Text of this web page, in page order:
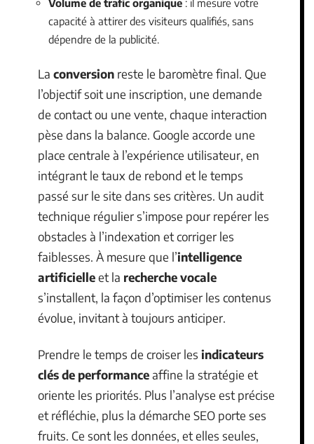
Volume de trafic organique : il mesure votre
capacité à attirer des visiteurs qualifiés, sans
dépendre de la publicité.
La conversion reste le baromètre final. Que
l’objectif soit une inscription, une demande
de contact ou une vente, chaque interaction
pèse dans la balance. Google accorde une
place centrale à l’expérience utilisateur, en
intégrant le taux de rebond et le temps
passé sur le site dans ses critères. Un audit
technique régulier s’impose pour repérer les
obstacles à l’indexation et corriger les
faiblesses. À mesure que l’intelligence
artificielleet la recherche vocale
s’installent, la façon d’optimiser les contenus
évolue, invitant à toujours anticiper.
Prendre le temps de croiser les indicateurs
clés de performanceaffine la stratégie et
oriente les priorités. Plus l’analyse est précise
et réfléchie, plus la démarche SEO porte ses
fruits. Ce sont les données, et elles seules,